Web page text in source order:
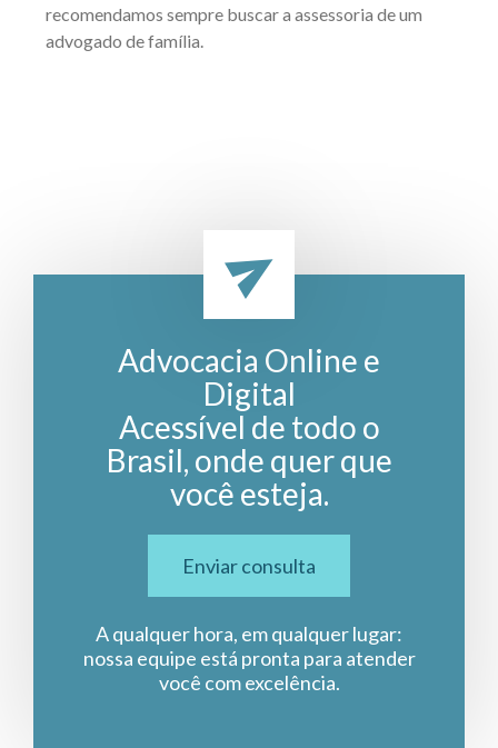
recomendamos sempre buscar a assessoria de um
advogado de família.
Advocacia Online e
Digital
Acessível de todo o
Brasil, onde quer que
você esteja.
Enviar consulta
A qualquer hora, em qualquer lugar:
nossa equipe está pronta para atender
você com excelência.